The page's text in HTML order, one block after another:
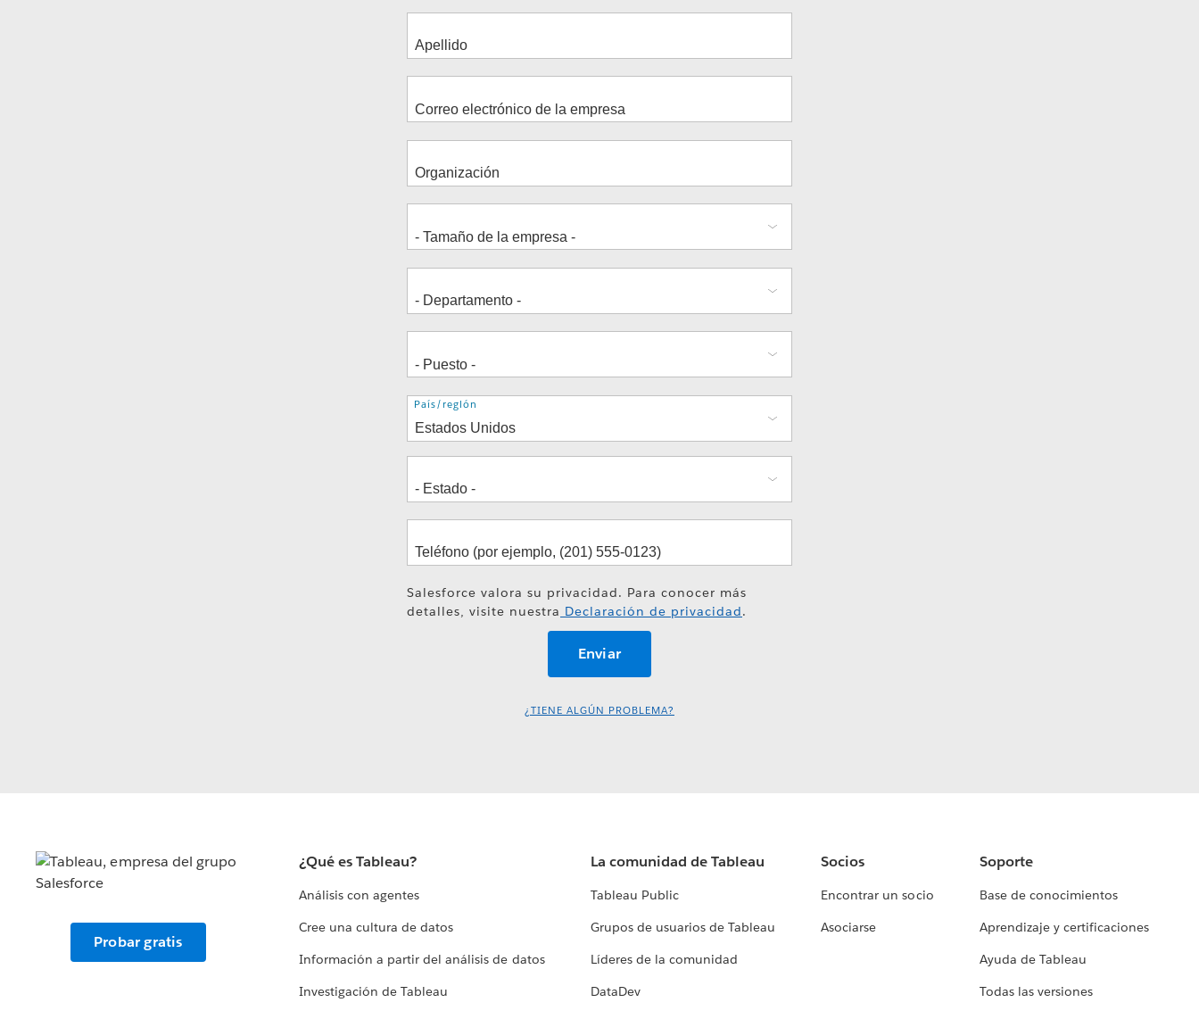
Dirección
País/región
Salesforce valora su privacidad. Para conocer más
detalles, visite nuestra Declaración de privacidad.
¿TIENE ALGÚN PROBLEMA?
Probar gratis
¿Qué es Tableau?
Análisis con agentes
Cree una cultura de datos
Información a partir del análisis de datos
Investigación de Tableau
La comunidad de Tableau
Tableau Public
Grupos de usuarios de Tableau
Líderes de la comunidad
DataDev
Socios
Encontrar un socio
Asociarse
Soporte
Base de conocimientos
Aprendizaje y certificaciones
Ayuda de Tableau
Todas las versiones